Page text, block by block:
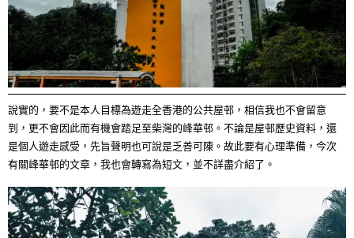
說實的，要不是本人目標為遊走全香港的公共屋邨，相信我也不會留意
到，更不會因此而有機會踏足至柴灣的峰華邨。不論是屋邨歷史資料，還
是個人遊走感受，先旨聲明也可說是乏善可陳。故此要有心理準備，今次
有關峰華邨的文章，我也會轉寫為短文，並不詳盡介紹了。